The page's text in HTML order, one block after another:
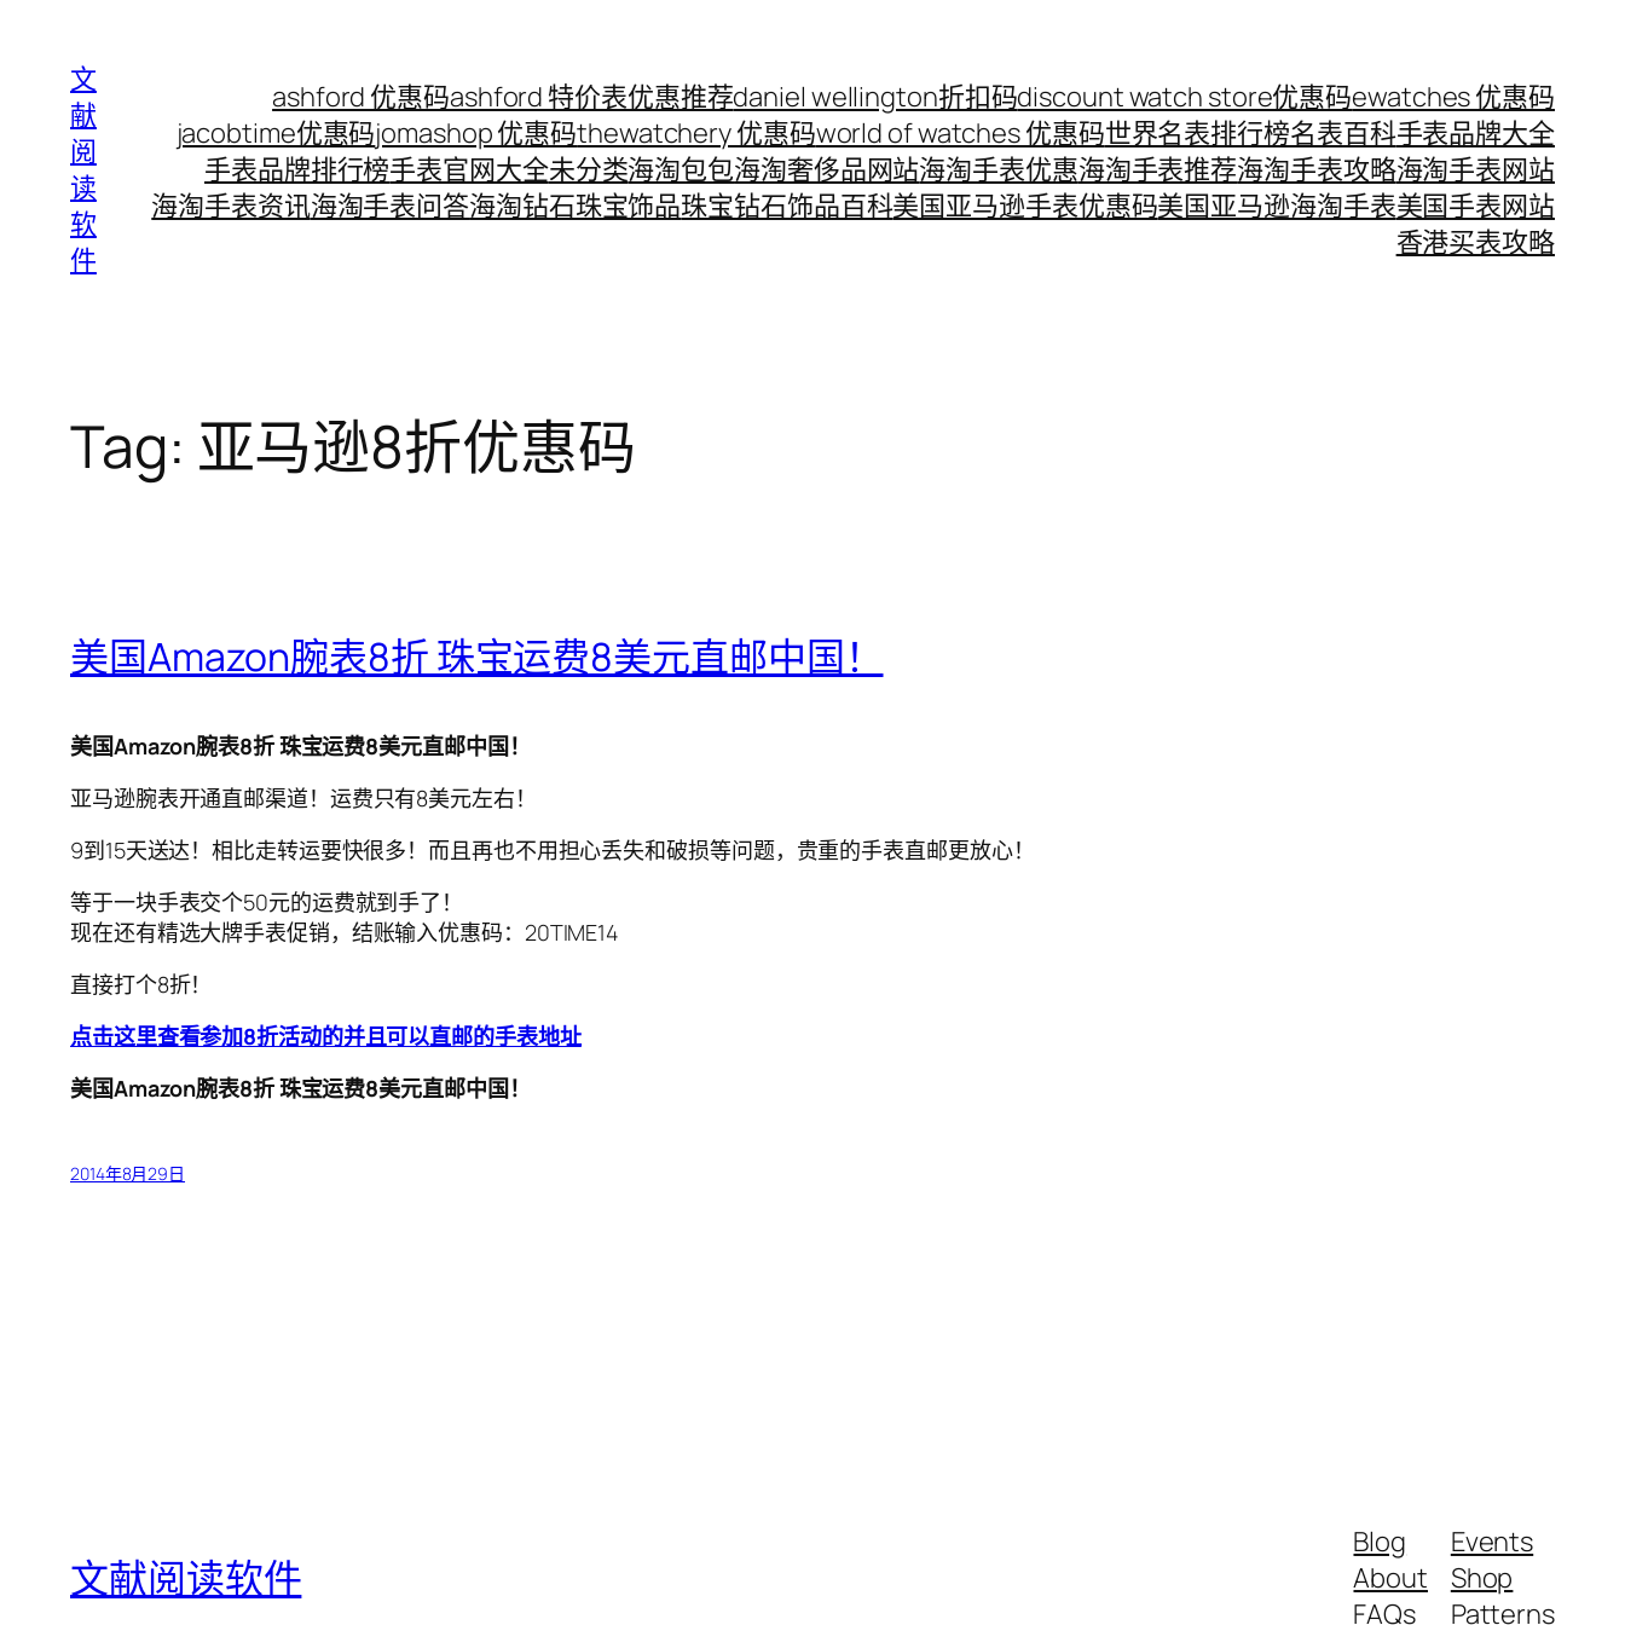
content
文
献
阅
读
软
件
ashford 优惠码ashford 特价表优惠推荐daniel wellington折扣码discount watch store优惠码ewatches 优惠码
jacobtime优惠码jomashop 优惠码thewatchery 优惠码world of watches 优惠码世界名表排行榜名表百科手表品牌大全
手表品牌排行榜手表官网大全未分类海淘包包海淘奢侈品网站海淘手表优惠海淘手表推荐海淘手表攻略海淘手表网站
海淘手表资讯海淘手表问答海淘钻石珠宝饰品珠宝钻石饰品百科美国亚马逊手表优惠码美国亚马逊海淘手表美国手表网站
香港买表攻略
Tag: 亚马逊8折优惠码
美国Amazon腕表8折 珠宝运费8美元直邮中国！
美国Amazon腕表8折 珠宝运费8美元直邮中国！
亚马逊腕表开通直邮渠道！运费只有8美元左右！
9到15天送达！相比走转运要快很多！而且再也不用担心丢失和破损等问题，贵重的手表直邮更放心！
等于一块手表交个50元的运费就到手了！
现在还有精选大牌手表促销，结账输入优惠码：20TIME14
直接打个8折！
点击这里查看参加8折活动的并且可以直邮的手表地址
美国Amazon腕表8折 珠宝运费8美元直邮中国！
2014年8月29日
文献阅读软件
Blog
About
FAQs
Events
Shop
Patterns